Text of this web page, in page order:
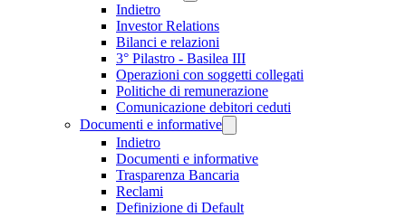
Indietro
Investor Relations
Bilanci e relazioni
3° Pilastro - Basilea III
Operazioni con soggetti collegati
Politiche di remunerazione
Comunicazione debitori ceduti
Documenti e informative
Indietro
Documenti e informative
Trasparenza Bancaria
Reclami
Definizione di Default